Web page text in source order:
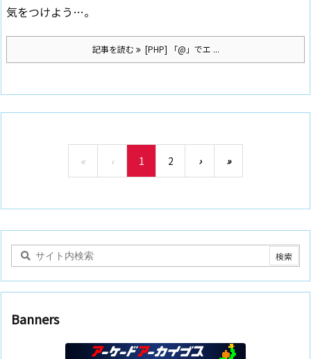
気をつけよう…。
記事を読む [PHP] 「@」でエ ...
« ‹ 1 2 › »
Banners